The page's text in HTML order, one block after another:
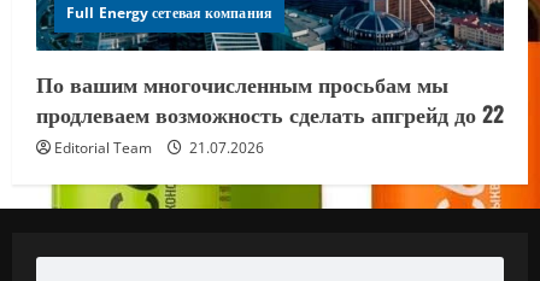
Full Energy сетевая компания
По вашим многочисленным просьбам мы
продлеваем возможность сделать апгрейд до 22
Editorial Team 21.07.2026